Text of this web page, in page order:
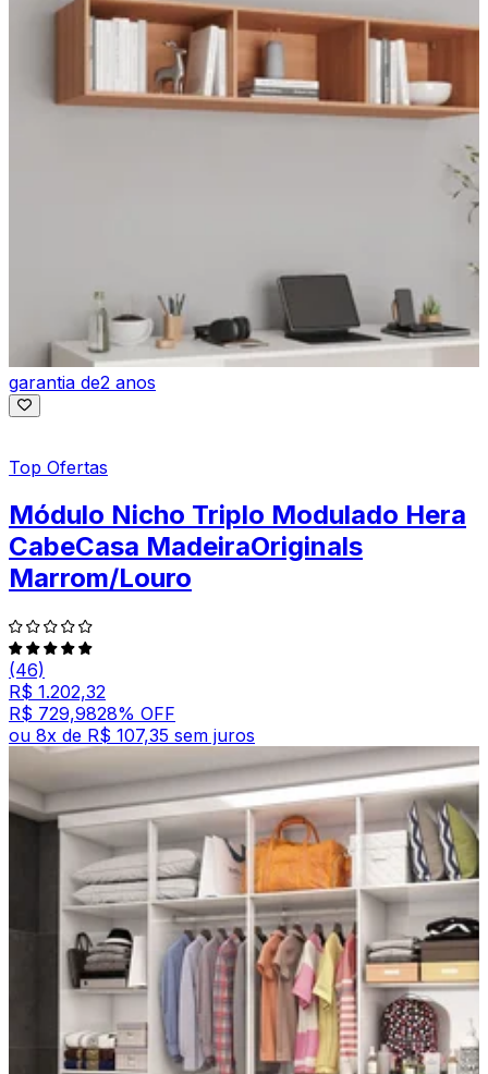
garantia de2 anos
Top Ofertas
Módulo Nicho Triplo Modulado Hera
CabeCasa MadeiraOriginals
Marrom/Louro
(46)
R$ 1.202,32
R$ 729,9828% OFF
ou 8x de R$ 107,35 sem juros